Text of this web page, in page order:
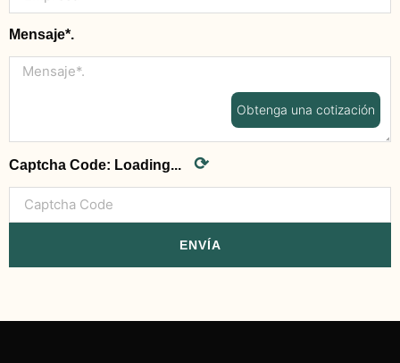
Mensaje*.
Captcha Code: Loading... ⟳
ENVÍA
Obtenga una cotización